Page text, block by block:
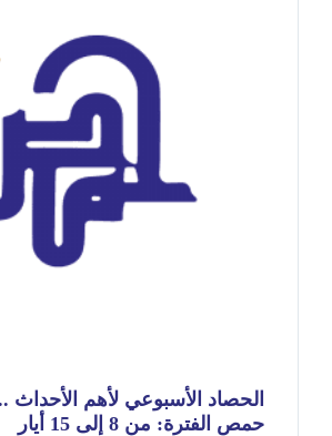
الحصاد الأسبوعي لأهم
حمص الفترة: من 8 إلى 15 أيار